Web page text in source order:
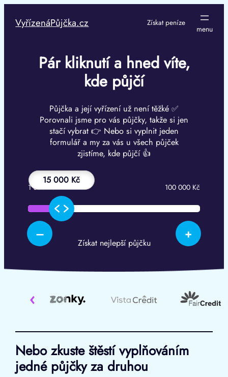
obsah
VyřízenáPůjčka.cz Získat peníze
Pár kliknutí a hned víte,
kde půjčí
Půjčka a její vyřízení už není těžké ✅
Porovnali jsme pro vás půjčky, takže si jen
stačí vybrat 👉 Nebo si vyplnit jeden
formulář a my za vás u všech půjček
zjistíme, kde půjčí 👍
15 000 Kč
– +
1 000 Kč 100 000 Kč
Získat nejlepší půjčku
‹
Nebo zkuste štěstí vyplňováním
jedné půjčky za druhou